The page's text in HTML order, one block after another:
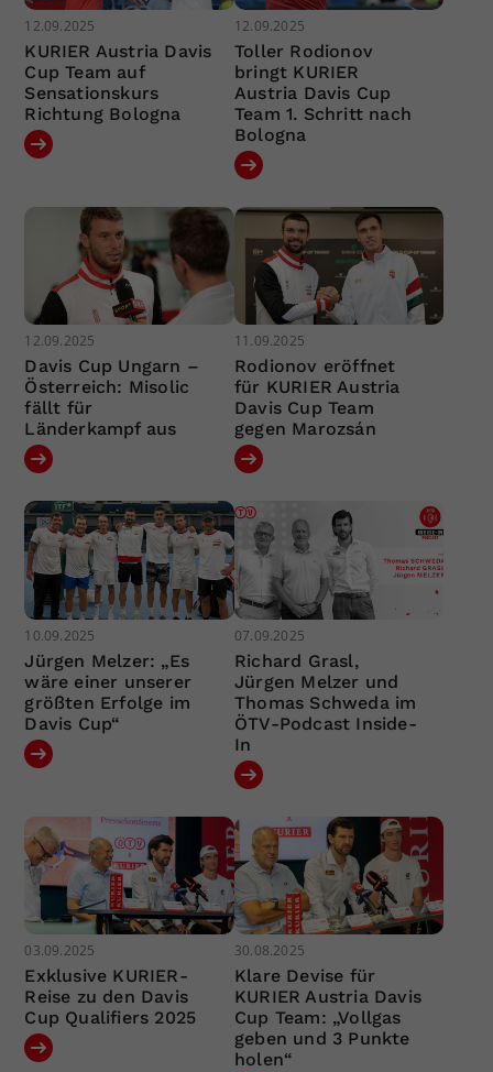
12.09.2025
KURIER Austria Davis
Cup Team auf
Sensationskurs
Richtung Bologna
12.09.2025
Toller Rodionov
bringt KURIER
Austria Davis Cup
Team 1. Schritt nach
Bologna
12.09.2025
Davis Cup Ungarn –
Österreich: Misolic
fällt für
Länderkampf aus
11.09.2025
Rodionov eröffnet
für KURIER Austria
Davis Cup Team
gegen Marozsán
10.09.2025
Jürgen Melzer: „Es
wäre einer unserer
größten Erfolge im
Davis Cup“
07.09.2025
Richard Grasl,
Jürgen Melzer und
Thomas Schweda im
ÖTV-Podcast Inside-
In
03.09.2025
Exklusive KURIER-
Reise zu den Davis
Cup Qualifiers 2025
30.08.2025
Klare Devise für
KURIER Austria Davis
Cup Team: „Vollgas
geben und 3 Punkte
holen“